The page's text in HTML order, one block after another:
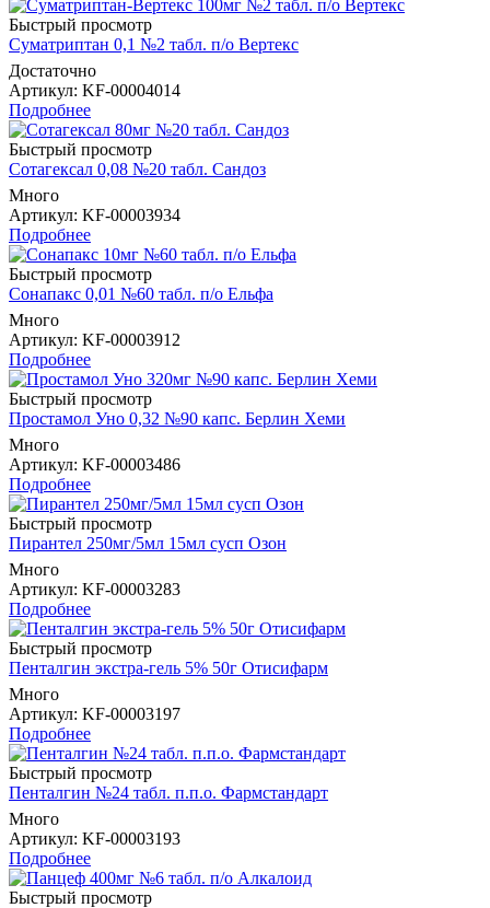
Быстрый просмотр
Суматриптан 0,1 №2 табл. п/о Вертекс
Достаточно
Артикул: KF-00004014
Подробнее
Быстрый просмотр
Сотагексал 0,08 №20 табл. Сандоз
Много
Артикул: KF-00003934
Подробнее
Быстрый просмотр
Сонапакс 0,01 №60 табл. п/о Ельфа
Много
Артикул: KF-00003912
Подробнее
Быстрый просмотр
Простамол Уно 0,32 №90 капс. Берлин Хеми
Много
Артикул: KF-00003486
Подробнее
Быстрый просмотр
Пирантел 250мг/5мл 15мл сусп Озон
Много
Артикул: KF-00003283
Подробнее
Быстрый просмотр
Пенталгин экстра-гель 5% 50г Отисифарм
Много
Артикул: KF-00003197
Подробнее
Быстрый просмотр
Пенталгин №24 табл. п.п.о. Фармстандарт
Много
Артикул: KF-00003193
Подробнее
Быстрый просмотр